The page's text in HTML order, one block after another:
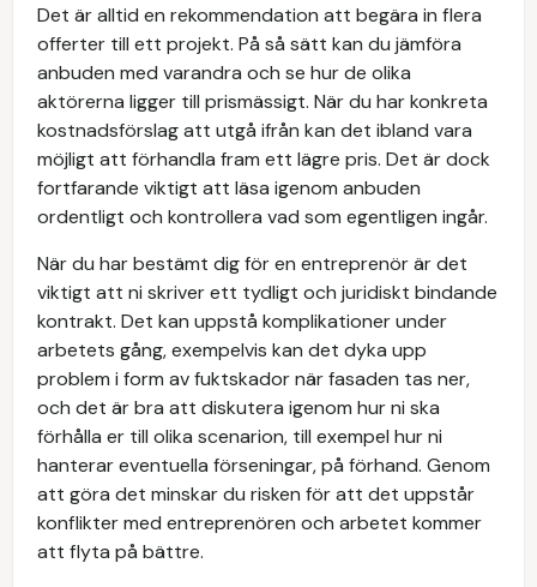
Det är alltid en rekommendation att begära in flera
offerter till ett projekt. På så sätt kan du jämföra
anbuden med varandra och se hur de olika
aktörerna ligger till prismässigt. När du har konkreta
kostnadsförslag att utgå ifrån kan det ibland vara
möjligt att förhandla fram ett lägre pris. Det är dock
fortfarande viktigt att läsa igenom anbuden
ordentligt och kontrollera vad som egentligen ingår.
När du har bestämt dig för en entreprenör är det
viktigt att ni skriver ett tydligt och juridiskt bindande
kontrakt. Det kan uppstå komplikationer under
arbetets gång, exempelvis kan det dyka upp
problem i form av fuktskador när fasaden tas ner,
och det är bra att diskutera igenom hur ni ska
förhålla er till olika scenarion, till exempel hur ni
hanterar eventuella förseningar, på förhand. Genom
att göra det minskar du risken för att det uppstår
konflikter med entreprenören och arbetet kommer
att flyta på bättre.